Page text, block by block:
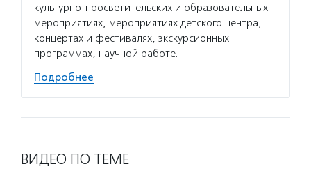
культурно-просветительских и образовательных
мероприятиях, мероприятиях детского центра,
концертах и фестивалях, экскурсионных
программах, научной работе.
Подробнее
ВИДЕО ПО ТЕМЕ